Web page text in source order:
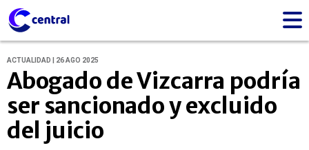
ACTUALIDAD | 26 AGO 2025
Abogado de Vizcarra podría
ser sancionado y excluido
del juicio